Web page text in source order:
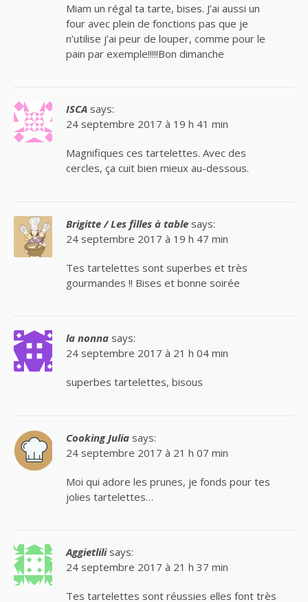
Miam un régal ta tarte, bises. J’ai aussi un
four avec plein de fonctions pas que je
n’utilise j’ai peur de louper, comme pour le
pain par exemple!!!!!Bon dimanche
ISCA says:
24 septembre 2017 à 19 h 41 min
Magnifiques ces tartelettes. Avec des
cercles, ça cuit bien mieux au-dessous.
Brigitte / Les filles à table says:
24 septembre 2017 à 19 h 47 min
Tes tartelettes sont superbes et très
gourmandes !! Bises et bonne soirée
la nonna says:
24 septembre 2017 à 21 h 04 min
superbes tartelettes, bisous
Cooking Julia says:
24 septembre 2017 à 21 h 07 min
Moi qui adore les prunes, je fonds pour tes
jolies tartelettes…
Aggietlili says:
24 septembre 2017 à 21 h 37 min
Tes tartelettes sont réussies elles font très